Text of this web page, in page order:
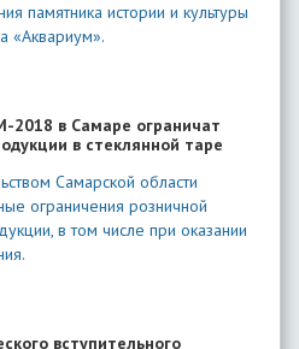
памятника истории и культуры
«Аквариум».
2018 в Самаре ограничат
в стеклянной таре
Самарской области
ограничения розничной
в том числе при оказании
вступительного